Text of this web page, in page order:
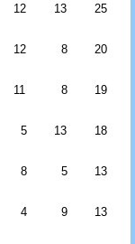
12 13 25
12 8 20
11 8 19
5 13 18
8 5 13
4 9 13